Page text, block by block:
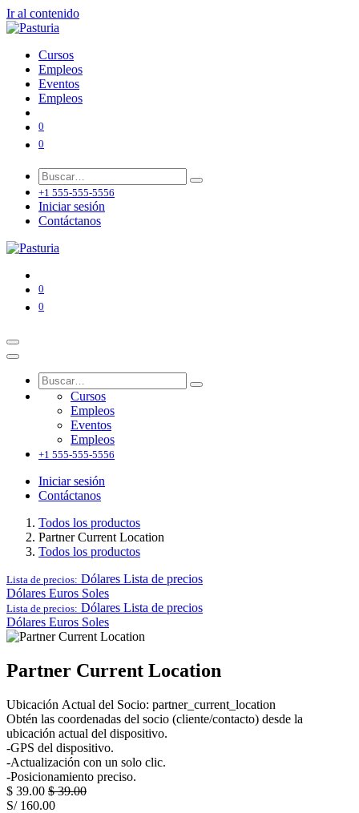
Ir al contenido
Cursos
Empleos
Eventos
Empleos
0
0
+1 555-555-5556
Iniciar sesión
Contáctanos
0
0
Cursos
Empleos
Eventos
Empleos
+1 555-555-5556
Iniciar sesión
Contáctanos
Todos los productos
Partner Current Location
Todos los productos
Lista de precios: Dólares Lista de precios
Dólares Euros Soles
Lista de precios: Dólares Lista de precios
Dólares Euros Soles
Partner Current Location
Ubicación Actual del Socio: partner_current_location
Obtén las coordenadas del socio (cliente/contacto) desde la
ubicación actual del dispositivo.
-GPS del dispositivo.
-Actualización con un solo clic.
-Posicionamiento preciso.
$ 39.00 $39.00
S/ 160.00